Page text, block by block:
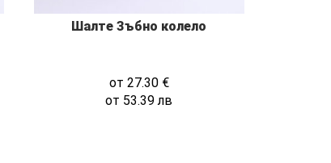
Шалте Зъбно колело
от 27.30 €
от 53.39лв